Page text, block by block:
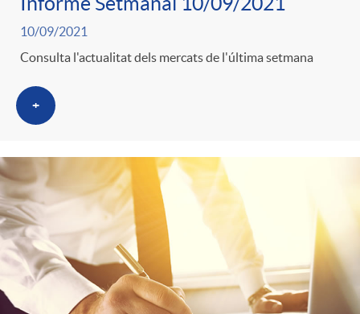
t
i
c
i
a
s
n
i
o
A
n
c
a
d
o
r
d
10/09/2021
Consulta l'actualitat dels mercats de l'última setmana
+